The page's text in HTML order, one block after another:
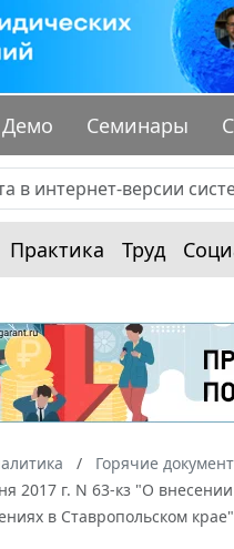
Демо Семинары
Практика Труд
Горячие
2017 г. N 63-кз "О
в Ставропольском крае"